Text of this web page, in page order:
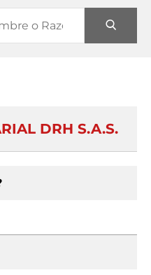
DRH S.A.S.